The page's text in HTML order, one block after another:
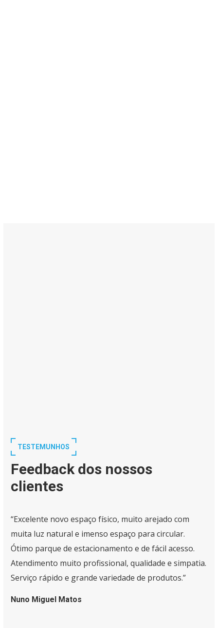
TESTEMUNHOS
Feedback dos nossos
clientes
“Excelente novo espaço físico, muito arejado com
muita luz natural e imenso espaço para circular.
Ótimo parque de estacionamento e de fácil acesso.
Atendimento muito profissional, qualidade e simpatia.
Serviço rápido e grande variedade de produtos.”
Nuno Miguel Matos